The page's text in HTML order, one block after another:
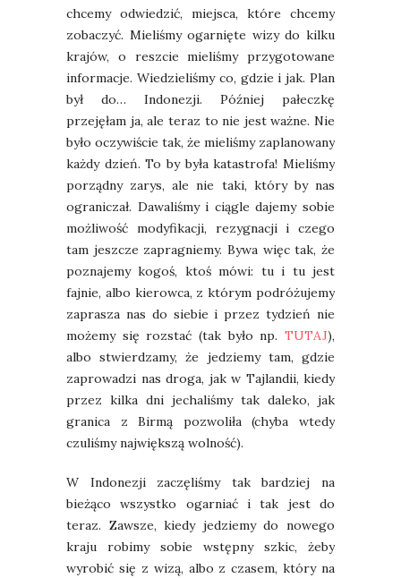
chcemy odwiedzić, miejsca, które chcemy
zobaczyć. Mieliśmy ogarnięte wizy do kilku
krajów, o reszcie mieliśmy przygotowane
informacje. Wiedzieliśmy co, gdzie i jak. Plan
był do… Indonezji. Później pałeczkę
przejęłam ja, ale teraz to nie jest ważne. Nie
było oczywiście tak, że mieliśmy zaplanowany
każdy dzień. To by była katastrofa! Mieliśmy
porządny zarys, ale nie taki, który by nas
ograniczał. Dawaliśmy i ciągle dajemy sobie
możliwość modyfikacji, rezygnacji i czego
tam jeszcze zapragniemy. Bywa więc tak, że
poznajemy kogoś, ktoś mówi: tu i tu jest
fajnie, albo kierowca, z którym podróżujemy
zaprasza nas do siebie i przez tydzień nie
możemy się rozstać (tak było np. TUTAJ),
albo stwierdzamy, że jedziemy tam, gdzie
zaprowadzi nas droga, jak w Tajlandii, kiedy
przez kilka dni jechaliśmy tak daleko, jak
granica z Birmą pozwoliła (chyba wtedy
czuliśmy największą wolność).
W Indonezji zaczęliśmy tak bardziej na
bieżąco wszystko ogarniać i tak jest do
teraz. Zawsze, kiedy jedziemy do nowego
kraju robimy sobie wstępny szkic, żeby
wyrobić się z wizą, albo z czasem, który na